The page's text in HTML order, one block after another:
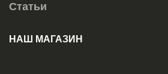
Статьи
НАШ МАГАЗИН